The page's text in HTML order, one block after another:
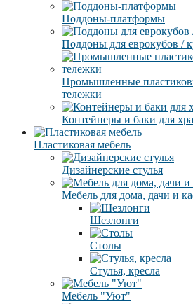
Поддоны-платформы
Поддоны для еврокубов /
Промышленные
тележки
Контейнеры и баки для
Пластиковая мебель
Дизайнерские стулья
Мебель для дома, дачи и
Шезлонги
Столы
Стулья, кресла
Мебель "Уют"